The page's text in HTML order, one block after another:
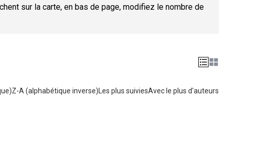
sur la carte, en bas de page, modifiez le nombre de
Z-A (alphabétique inverse) Les plus suiviesAvec le plus d'auteurs